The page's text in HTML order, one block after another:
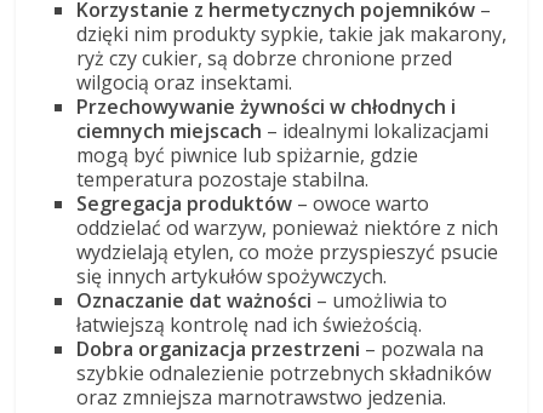
Korzystanie z hermetycznych pojemników –
dzięki nim produkty sypkie, takie jak makarony,
ryż czy cukier, są dobrze chronione przed
wilgocią oraz insektami.
Przechowywanie żywności w chłodnych i
ciemnych miejscach – idealnymi lokalizacjami
mogą być piwnice lub spiżarnie, gdzie
temperatura pozostaje stabilna.
Segregacja produktów – owoce warto
oddzielać od warzyw, ponieważ niektóre z nich
wydzielają etylen, co może przyspieszyć psucie
się innych artykułów spożywczych.
Oznaczanie dat ważności – umożliwia to
łatwiejszą kontrolę nad ich świeżością.
Dobra organizacja przestrzeni – pozwala na
szybkie odnalezienie potrzebnych składników
oraz zmniejsza marnotrawstwo jedzenia.